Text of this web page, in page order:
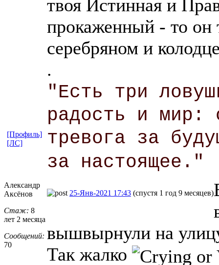
твоя Истинная и
прокаженный - то он
серебряном и
.
"Есть три
радость и мир:
тревога за
за настоящее."
[Профиль]
[ЛС]
Александр
Аксёнов
Стаж: 8
лет 2 месяца
Сообщений:
70
25-Янв-2021 17:43 (спустя 1 год 9 месяцев)
вышвырнули на
Так жалко